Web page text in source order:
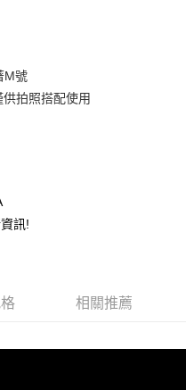
永豐商業銀行
星展（台灣）商業銀行
費
M號
拍照搭配使用
訊!
相關推薦